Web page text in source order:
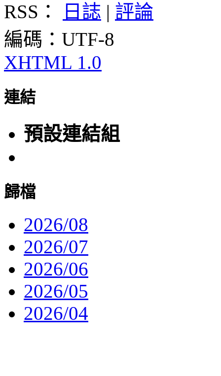
RSS：
日誌 | 評論
編碼：UTF-8
XHTML 1.0
連結
預設連結組
歸檔
2026/08
2026/07
2026/06
2026/05
2026/04